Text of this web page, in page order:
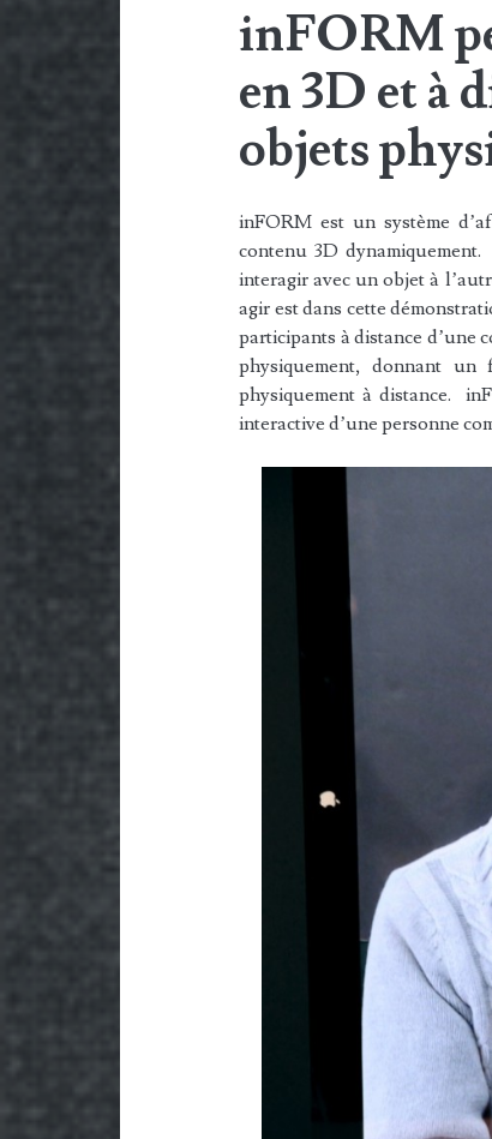
inFORM
en 3D et à
objets
inFORM est un système
contenu 3D
interagir avec un objet à
agir est dans cette
participants à distance d’une
physiquement, donnant un
physiquement à distance.
interactive d’une personne